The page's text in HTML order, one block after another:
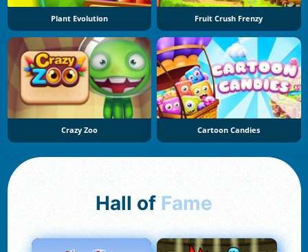
Plant Evolution Fruit Crush Frenzy
Crazy Zoo Cartoon Candies
Hall of Fame